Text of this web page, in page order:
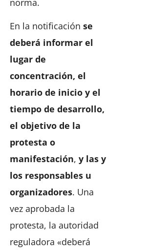
norma.
En la notificación se
deberá informar el
lugar de
concentración, el
horario de inicio y el
tiempo de desarrollo,
el objetivo de la
protesta o
manifestación, y las y
los responsables u
organizadores. Una
vez aprobada la
protesta, la autoridad
reguladora «deberá